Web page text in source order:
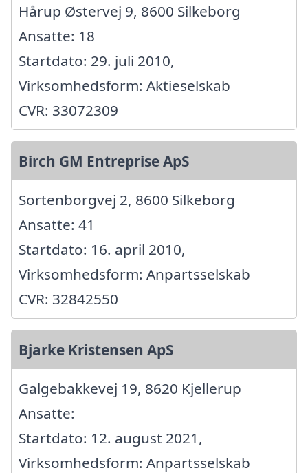
Hårup Østervej 9, 8600 Silkeborg
Ansatte: 18
Startdato: 29. juli 2010,
Virksomhedsform: Aktieselskab
CVR: 33072309
Birch GM Entreprise ApS
Sortenborgvej 2, 8600 Silkeborg
Ansatte: 41
Startdato: 16. april 2010,
Virksomhedsform: Anpartsselskab
CVR: 32842550
Bjarke Kristensen ApS
Galgebakkevej 19, 8620 Kjellerup
Ansatte:
Startdato: 12. august 2021,
Virksomhedsform: Anpartsselskab